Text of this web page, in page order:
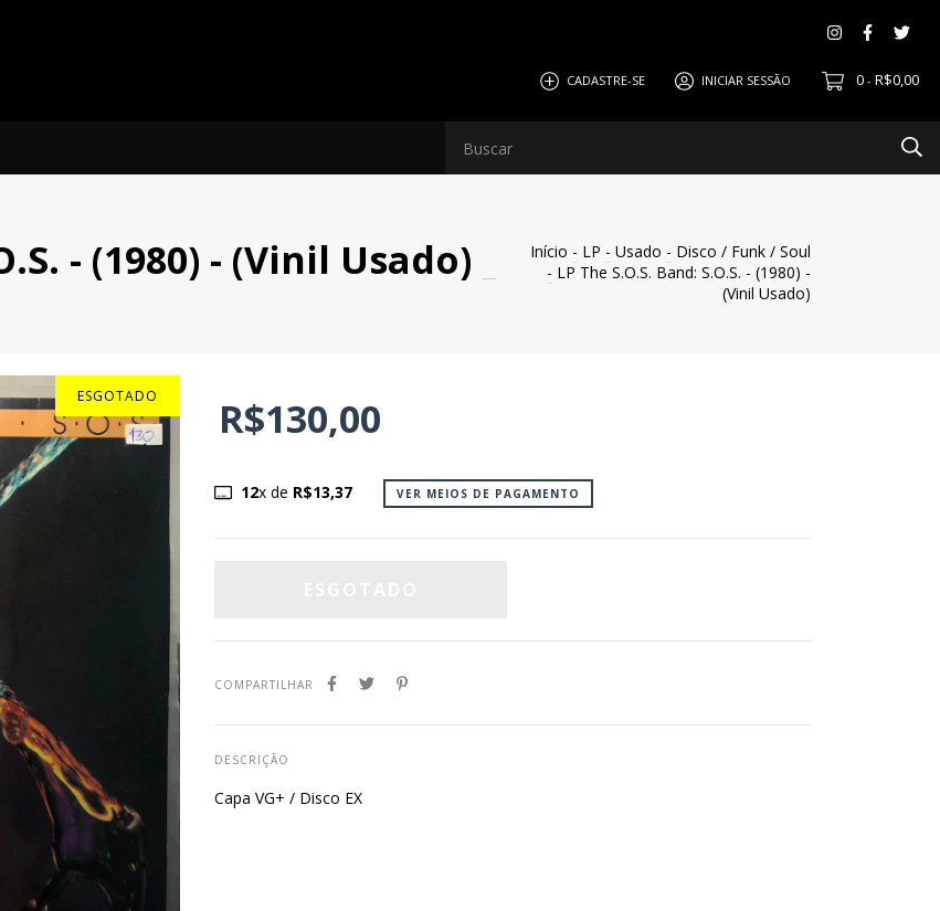
CADASTRE-SE INICIAR SESSÃO 0 - R$0,00
- (1980) - (Vinil Usado) Início - LP - Usado - Disco / Funk / Soul
- LP The S.O.S. Band: S.O.S. - (1980) -
(Vinil Usado)
ESGOTADO R$130,00
12x de R$13,37 VER MEIOS DE PAGAMENTO
COMPARTILHAR
DESCRIÇÃO
Capa VG+ / Disco EX